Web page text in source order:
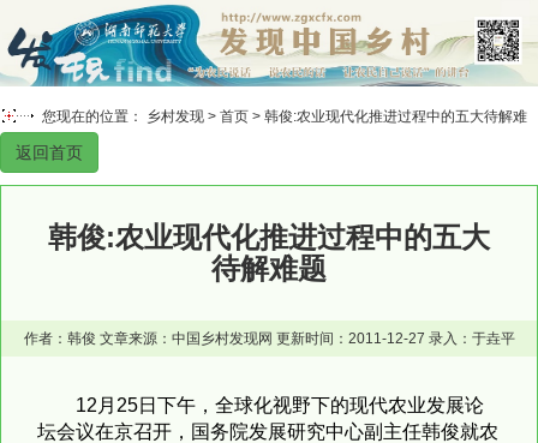
您现在的位置： 乡村发现 > 首页 > 韩俊:农业现代化推进过程中的五大待解难
返回首页
韩俊:农业现代化推进过程中的五大
待解难题
作者：韩俊 文章来源：中国乡村发现网 更新时间：2011-12-27 录入：于垚平
12月25日下午，全球化视野下的现代农业发展论
坛会议在京召开，国务院发展研究中心副主任韩俊就农